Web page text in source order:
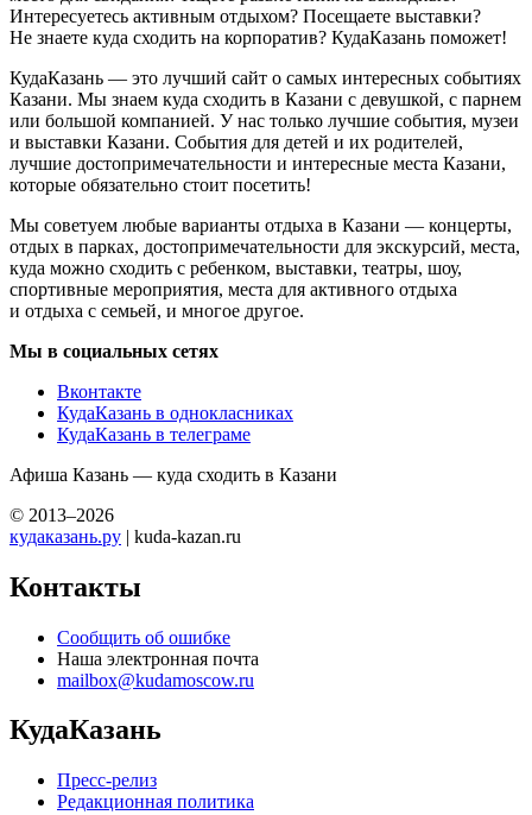
Интересуетесь активным отдыхом? Посещаете выставки?
Не знаете куда сходить на корпоратив? КудаКазань поможет!
КудаКазань — это лучший сайт о самых интересных событиях
Казани. Мы знаем куда сходить в Казани с девушкой, с парнем
или большой компанией. У нас только лучшие события, музеи
и выставки Казани. События для детей и их родителей,
лучшие достопримечательности и интересные места Казани,
которые обязательно стоит посетить!
Мы советуем любые варианты отдыха в Казани — концерты,
отдых в парках, достопримечательности для экскурсий, места,
куда можно сходить с ребенком, выставки, театры, шоу,
спортивные мероприятия, места для активного отдыха
и отдыха с семьей, и многое другое.
Мы в социальных сетях
Вконтакте
КудаКазань в однокласниках
КудаКазань в телеграме
Афиша Казань — куда сходить в Казани
© 2013–2026
кудаказань.ру | kuda-kazan.ru
Контакты
Сообщить об ошибке
Наша электронная почта
mailbox@kudamoscow.ru
КудаКазань
Пресс-релиз
Редакционная политика